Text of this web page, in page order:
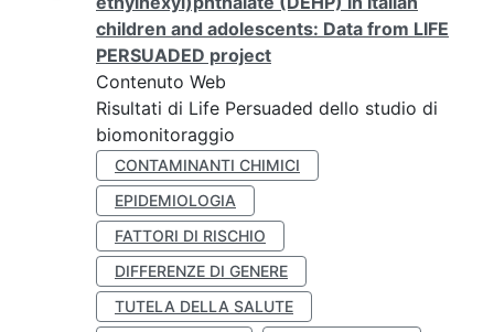
children and adolescents: Data from LIFE
PERSUADED project
Contenuto Web
Risultati di Life Persuaded dello studio di
biomonitoraggio
CONTAMINANTI CHIMICI
EPIDEMIOLOGIA
FATTORI DI RISCHIO
DIFFERENZE DI GENERE
TUTELA DELLA SALUTE